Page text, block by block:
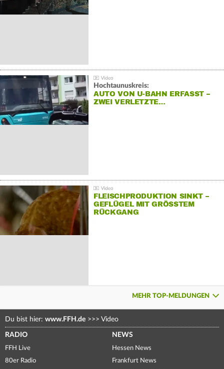
Hochtaunuskreis:
AUTO VON U-BAHN ERFASST –
ZWEI VERLETZTE…
FLEISCHPRODUKTION SINKT –
GEFLÜGEL MIT GRÖSSTEM R
ÜCKGANG
MEHR TOP-MELDUNGEN
Du bist hier: www.FFH.de >>> Video
RADIO
FFH Live
80er Radio
NEWS
Hessen News
Frankfurt News